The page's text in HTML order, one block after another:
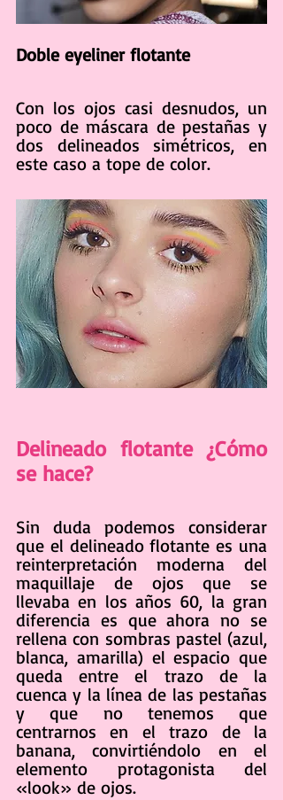
Doble eyeliner flotante
Con los ojos casi desnudos, un
poco de máscara de pestañas y
dos delineados simétricos, en
este caso a tope de color.
Delineado flotante ¿Cómo
se hace?
Sin duda podemos considerar
que el delineado flotante es una
reinterpretación moderna del
maquillaje de ojos que se
llevaba en los años 60, la gran
diferencia es que ahora no se
rellena con sombras pastel (azul,
blanca, amarilla) el espacio que
queda entre el trazo de la
cuenca y la línea de las pestañas
y que no tenemos que
centrarnos en el trazo de la
banana, convirtiéndolo en el
elemento protagonista del
«look» de ojos.